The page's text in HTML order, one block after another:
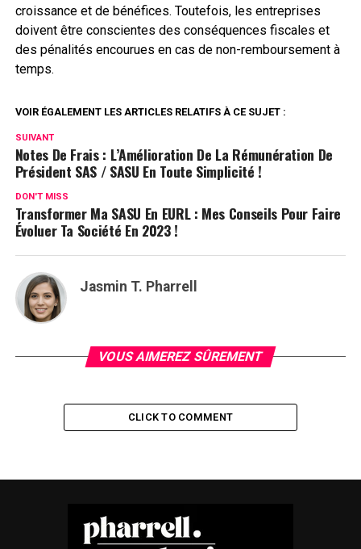
croissance et de bénéfices. Toutefois, les entreprises
doivent être conscientes des conséquences fiscales et
des pénalités encourues en cas de non-remboursement à
temps.
VOIR ÉGALEMENT LES ARTICLES RELATIFS À CE SUJET :
SUIVANT
Notes De Frais : L’Amélioration De La Rémunération De
Président SAS / SASU En Toute Simplicité !
DON'T MISS
Transformer Ma SASU En EURL : Mes Conseils Pour Faire
Évoluer Ta Société En 2023 !
Jasmin T. Pharrell
VOUS AIMEREZ SÛREMENT
CLICK TO COMMENT